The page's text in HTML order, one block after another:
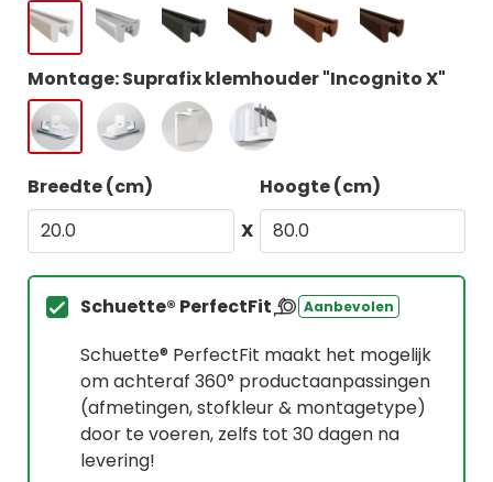
Montage: Suprafix klemhouder "Incognito X"
Breedte (cm)
X
Hoogte (cm)
Schuette® PerfectFit Aanbevolen
Schuette® PerfectFit maakt het mogelijk
om achteraf 360° productaanpassingen
(afmetingen, stofkleur & montagetype)
door te voeren, zelfs tot 30 dagen na
levering!